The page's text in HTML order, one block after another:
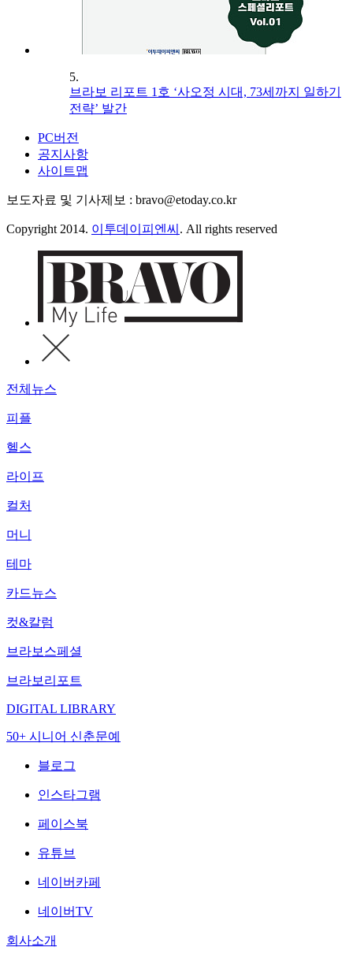
5.
브라보 리포트 1호 ‘사오정 시대, 73세까지 일하기
전략’ 발간
PC버전
공지사항
사이트맵
보도자료 및 기사제보 : bravo@etoday.co.kr
Copyright 2014. 이투데이피엔씨 . All rights reserved
전체뉴스
피플
헬스
라이프
컬처
머니
테마
카드뉴스
컷&칼럼
브라보스페셜
브라보리포트
DIGITAL LIBRARY
50+ 시니어 신춘문예
블로그
인스타그램
페이스북
유튜브
네이버카페
네이버TV
회사소개